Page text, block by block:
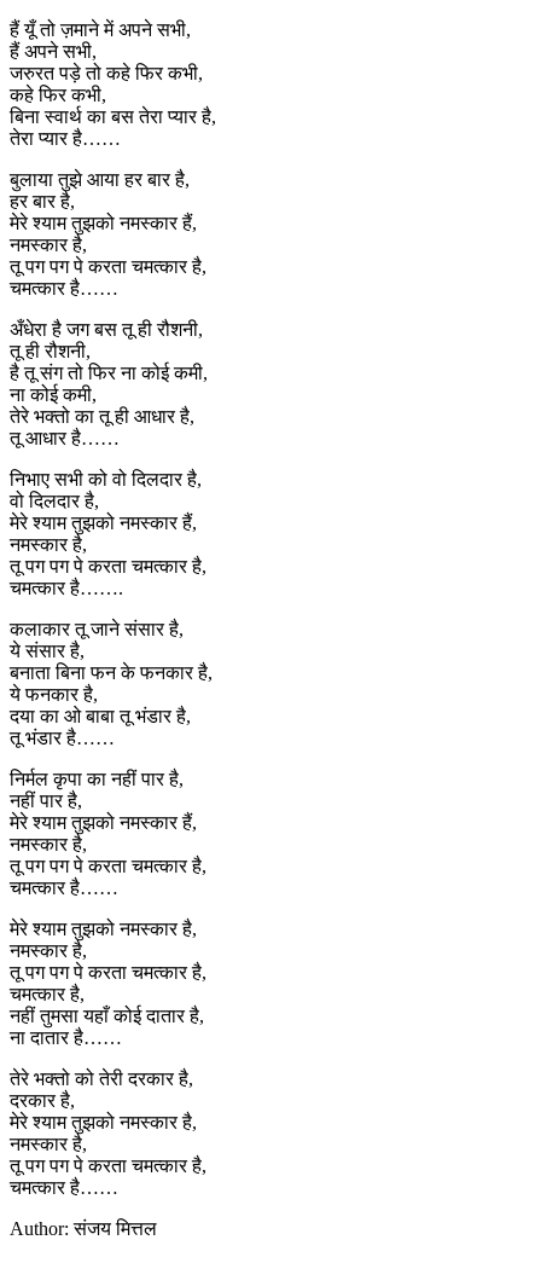
हैं यूँ तो ज़माने में अपने सभी,
हैं अपने सभी,
जरुरत पड़े तो कहे फिर कभी,
कहे फिर कभी,
बिना स्वार्थ का बस तेरा प्यार है,
तेरा प्यार है……
बुलाया तुझे आया हर बार है,
हर बार है,
मेरे श्याम तुझको नमस्कार हैं,
नमस्कार है,
तू पग पग पे करता चमत्कार है,
चमत्कार है……
अँधेरा है जग बस तू ही रौशनी,
तू ही रौशनी,
है तू संग तो फिर ना कोई कमी,
ना कोई कमी,
तेरे भक्तो का तू ही आधार है,
तू आधार है……
निभाए सभी को वो दिलदार है,
वो दिलदार है,
मेरे श्याम तुझको नमस्कार हैं,
नमस्कार है,
तू पग पग पे करता चमत्कार है,
चमत्कार है…….
कलाकार तू जाने संसार है,
ये संसार है,
बनाता बिना फन के फनकार है,
ये फनकार है,
दया का ओ बाबा तू भंडार है,
तू भंडार है……
निर्मल कृपा का नहीं पार है,
नहीं पार है,
मेरे श्याम तुझको नमस्कार हैं,
नमस्कार है,
तू पग पग पे करता चमत्कार है,
चमत्कार है……
मेरे श्याम तुझको नमस्कार है,
नमस्कार है,
तू पग पग पे करता चमत्कार है,
चमत्कार है,
नहीं तुमसा यहाँ कोई दातार है,
ना दातार है……
तेरे भक्तो को तेरी दरकार है,
दरकार है,
मेरे श्याम तुझको नमस्कार है,
नमस्कार है,
तू पग पग पे करता चमत्कार है,
चमत्कार है……
Author: संजय मित्तल